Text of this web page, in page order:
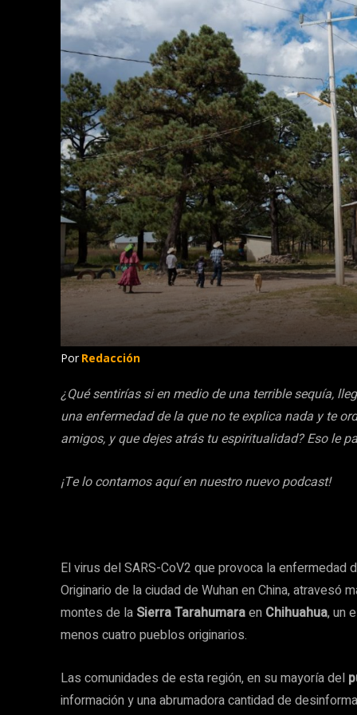
Por Redacción
¿Qué sentirías si en medio de una terrible sequía,
una enfermedad de la que no te explica nada y te
amigos, y que dejes atrás tu espiritualidad? Eso le
¡Te lo contamos aquí en nuestro nuevo podcast!
El virus del SARS-CoV2 que provoca la
Originario de la ciudad de Wuhan en China,
montes de la Sierra Tarahumaraen Chihuahua, un
menos cuatro pueblos originarios.
Las comunidades de esta región, en su mayoría del
información y una abrumadora cantidad de